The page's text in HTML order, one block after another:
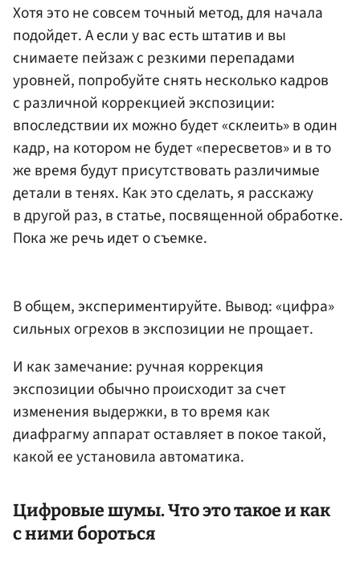
Хотя это не совсем точный метод, для начала
подойдет. А если у вас есть штатив и вы
снимаете пейзаж с резкими перепадами
уровней, попробуйте снять несколько кадров
с различной коррекцией экспозиции:
впоследствии их можно будет «склеить» в один
кадр, на котором не будет «пересветов» и в то
же время будут присутствовать различимые
детали в тенях. Как это сделать, я расскажу
в другой раз, в статье, посвященной обработке.
Пока же речь идет о съемке.
В общем, экспериментируйте. Вывод: «цифра»
сильных огрехов в экспозиции не прощает.
И как замечание: ручная коррекция
экспозиции обычно происходит за счет
изменения выдержки, в то время как
диафрагму аппарат оставляет в покое такой,
какой ее установила автоматика.
Цифровые шумы. Что это такое и как
с ними бороться